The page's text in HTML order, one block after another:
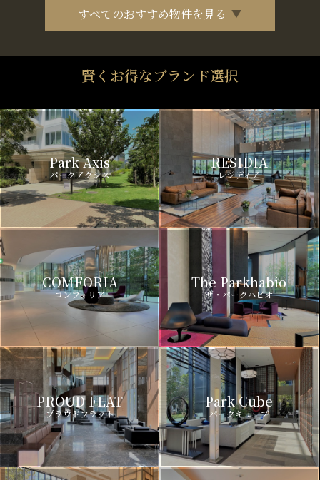
すべてのおすすめ物件を見る
賢くお得なブランド選択
Park Axis
パークアクシス
RESIDIA
レジディア
COMFORIA
コンフォリア
The Parkhabio
ザ・パークハビオ
PROUD FLAT
プラウドフラット
Park Cube
パークキューブ